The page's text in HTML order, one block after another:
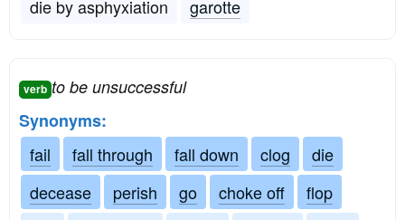
die by asphyxiation
garotte
verb to be unsuccessful
Synonyms:
fail
fall through fall down clog
die
decease
perish go choke off
flop